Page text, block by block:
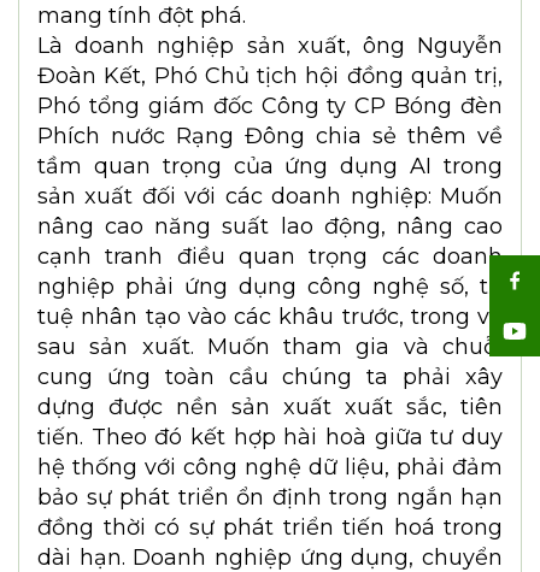
mang tính đột phá.
Là doanh nghiệp sản xuất, ông Nguyễn
Đoàn Kết, Phó Chủ tịch hội đồng quản trị,
Phó tổng giám đốc Công ty CP Bóng đèn
Phích nước Rạng Đông chia sẻ thêm về
tầm quan trọng của ứng dụng AI trong
sản xuất đối với các doanh nghiệp: Muốn
nâng cao năng suất lao động, nâng cao
cạnh tranh điều quan trọng các doanh
nghiệp phải ứng dụng công nghệ số, trí
tuệ nhân tạo vào các khâu trước, trong và
sau sản xuất. Muốn tham gia và chuỗi
cung ứng toàn cầu chúng ta phải xây
dựng được nền sản xuất xuất sắc, tiên
tiến. Theo đó kết hợp hài hoà giữa tư duy
hệ thống với công nghệ dữ liệu, phải đảm
bảo sự phát triển ổn định trong ngắn hạn
đồng thời có sự phát triển tiến hoá trong
dài hạn. Doanh nghiệp ứng dụng, chuyển